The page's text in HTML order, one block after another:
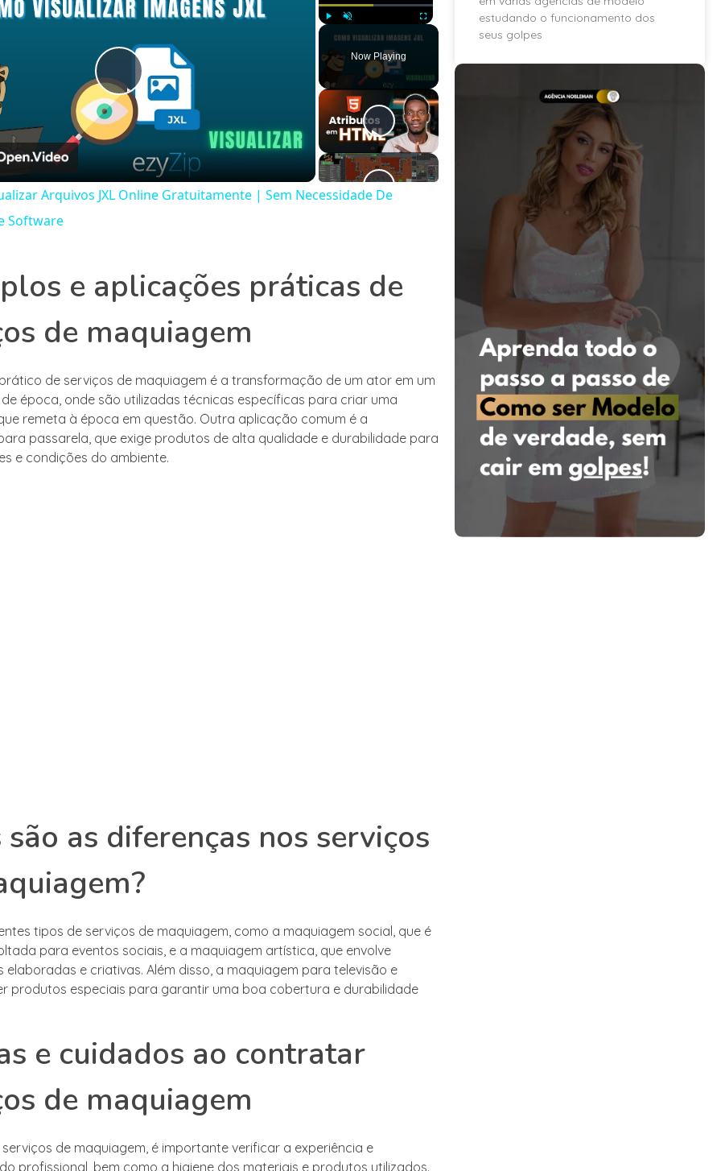
Fullscreen
Now Playing
Play
Video
Arquivos JXL Online Gratuitamente | Sem Necessidade De
Software
e aplicações práticas de
de maquiagem
de serviços de maquiagem é a transformação de um ator em um
época, onde são utilizadas técnicas específicas para criar uma
remeta à época em questão. Outra aplicação comum é a
passarela, que exige produtos de alta qualidade e durabilidade para
e condições do ambiente.
são as diferenças nos serviços
tipos de serviços de maquiagem, como a maquiagem social, que é
para eventos sociais, e a maquiagem artística, que envolve
elaboradas e criativas. Além disso, a maquiagem para televisão e
produtos especiais para garantir uma boa cobertura e durabilidade
e cuidados ao contratar
de maquiagem
de maquiagem, é importante verificar a experiência e
profissional, bem como a higiene dos materiais e produtos utilizados.
estudando o funcionamento dos
seus golpes